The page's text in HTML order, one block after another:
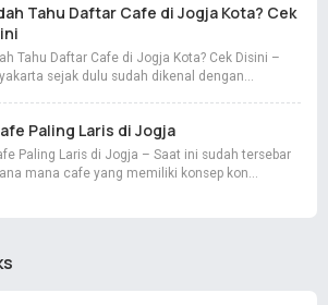
Tahu Daftar Cafe di Jogja Kota? Cek
Tahu Daftar Cafe di Jogja Kota? Cek Disini –
sejak dulu sudah dikenal dengan…
Paling Laris di Jogja
Paling Laris di Jogja – Saat ini sudah tersebar
mana cafe yang memiliki konsep kon…